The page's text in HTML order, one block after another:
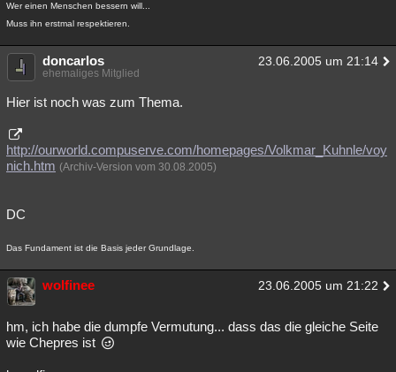
Wer einen Menschen bessern will...
Muss ihn erstmal respektieren.
doncarlos 23.06.2005 um 21:14
ehemaliges Mitglied
Hier ist noch was zum Thema.
http://ourworld.compuserve.com/homepages/Volkmar_Kuhnle/voy
nich.htm (Archiv-Version vom 30.08.2005)
DC
Das Fundament ist die Basis jeder Grundlage.
wolfinee 23.06.2005 um 21:22
hm, ich habe die dumpfe Vermutung... dass das die gleiche Seite
wie Chepres ist